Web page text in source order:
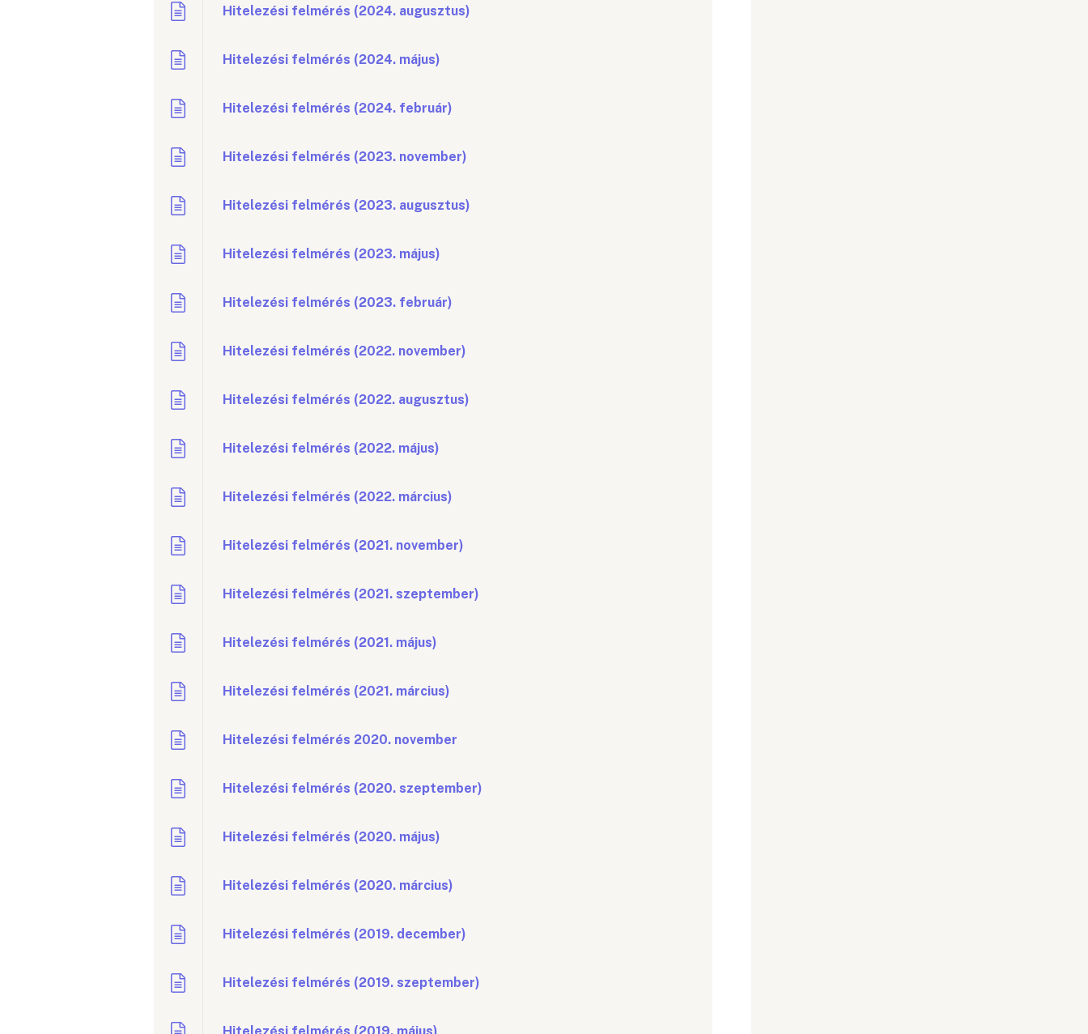
Hitelezési felmérés (2024. augusztus)
Hitelezési felmérés (2024. május)
Hitelezési felmérés (2024. február)
Hitelezési felmérés (2023. november)
Hitelezési felmérés (2023. augusztus)
Hitelezési felmérés (2023. május)
Hitelezési felmérés (2023. február)
Hitelezési felmérés (2022. november)
Hitelezési felmérés (2022. augusztus)
Hitelezési felmérés (2022. május)
Hitelezési felmérés (2022. március)
Hitelezési felmérés (2021. november)
Hitelezési felmérés (2021. szeptember)
Hitelezési felmérés (2021. május)
Hitelezési felmérés (2021. március)
Hitelezési felmérés 2020. november
Hitelezési felmérés (2020. szeptember)
Hitelezési felmérés (2020. május)
Hitelezési felmérés (2020. március)
Hitelezési felmérés (2019. december)
Hitelezési felmérés (2019. szeptember)